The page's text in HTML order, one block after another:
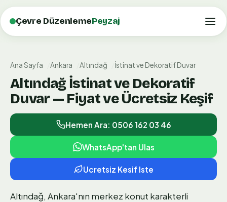
Çevre DüzenlemePeyzaj
Ana Sayfa Ankara Altındağ İstinat ve Dekoratif Duvar
Altındağ İstinat ve Dekoratif
Duvar — Fiyat ve Ücretsiz Keşif
Hemen Ara: 0506 162 03 46
WhatsApp'tan Ulas
Ucretsiz Kesif Iste
Altındağ, Ankara'nın merkez konut karakterli